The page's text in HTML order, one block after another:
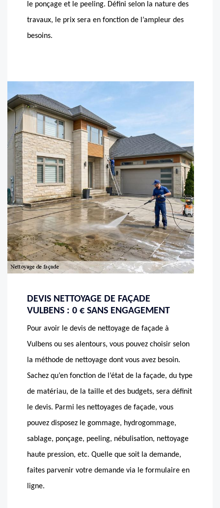
le ponçage et le peeling. Défini selon la nature des
travaux, le prix sera en fonction de l’ampleur des
besoins.
DEVIS NETTOYAGE DE FAÇADE
VULBENS : 0 € SANS ENGAGEMENT
Pour avoir le devis de nettoyage de façade à
Vulbens ou ses alentours, vous pouvez choisir selon
la méthode de nettoyage dont vous avez besoin.
Sachez qu’en fonction de l’état de la façade, du type
de matériau, de la taille et des budgets, sera définit
le devis. Parmi les nettoyages de façade, vous
pouvez disposez le gommage, hydrogommage,
sablage, ponçage, peeling, nébulisation, nettoyage
haute pression, etc. Quelle que soit la demande,
faites parvenir votre demande via le formulaire en
ligne.